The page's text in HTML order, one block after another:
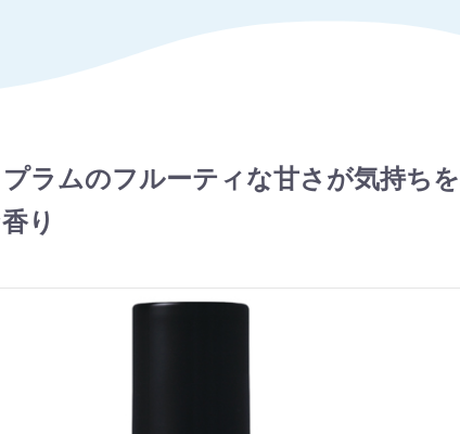
ラムのフルーティな甘さが気持ち
り